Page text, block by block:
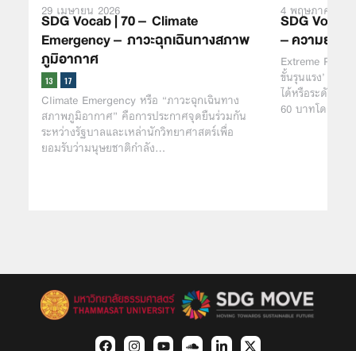
29 เมษายน 2026
SDG Vocab | 70 – Climate
Emergency – ภาวะฉุกเฉินทางสภาพ
ภูมิอากาศ
Climate Emergency หรือ “ภาวะฉุกเฉินทาง
สภาพภูมิอากาศ” คือการประกาศจุดยืนร่วมกัน
ระหว่างรัฐบาลและเหล่านักวิทยาศาสตร์เพื่อ
ยอมรับว่ามนุษยชาติกำลัง…
4 พฤษภาคม
SDG Vocab
– ความยาก
Extreme
ขั้นรุนแรง’ ‘คว
ได้หรือระดับรา
60 บาทโดยปร